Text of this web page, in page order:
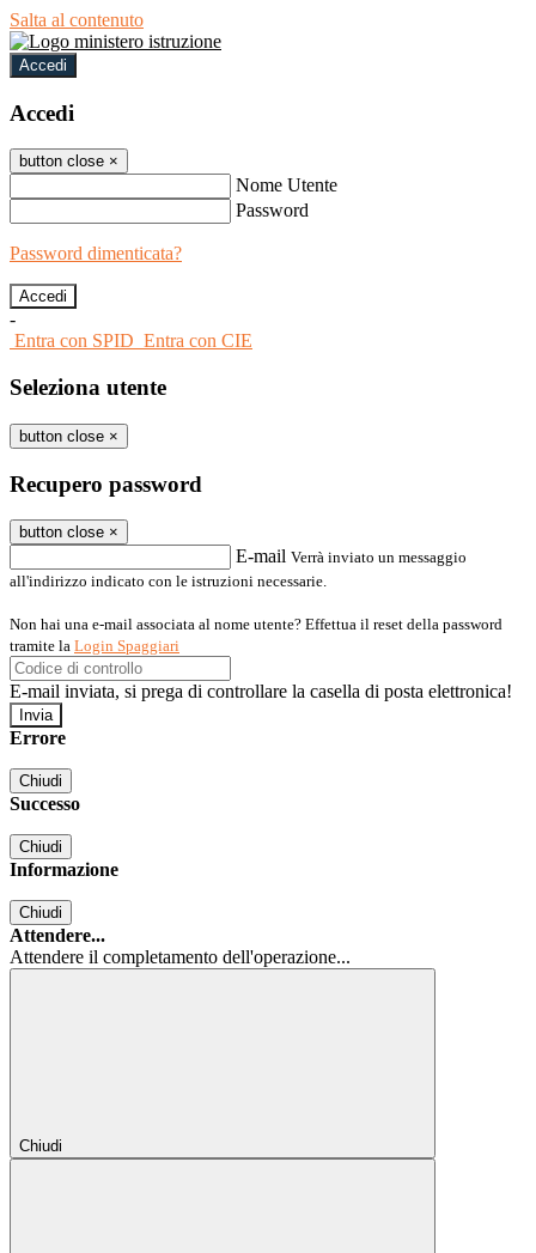
Salta al contenuto
Accedi
Accedi
button close ×
Nome Utente
Password
Password dimenticata?
-
Entra con SPID Entra con CIE
Seleziona utente
button close ×
Recupero password
button close ×
E-mail Verrà inviato un messaggio
all'indirizzo indicato con le istruzioni necessarie.
Non hai una e-mail associata al nome utente? Effettua il reset della password
tramite la Login Spaggiari
E-mail inviata, si prega di controllare la casella di posta elettronica!
Errore
Chiudi
Successo
Chiudi
Informazione
Chiudi
Attendere...
Attendere il completamento dell'operazione...
Chiudi